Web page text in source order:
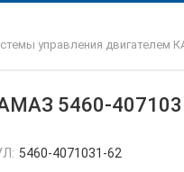
управления двигателем
5460-
5460-4071031-62